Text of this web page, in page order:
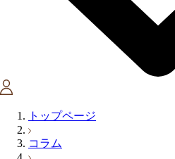
トップページ
コラム